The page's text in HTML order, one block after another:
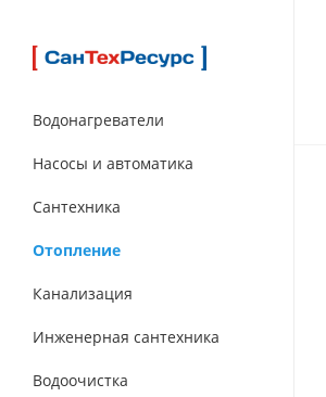
Водонагреватели
Насосы и автоматика
Сантехника
Отопление
Канализация
Инженерная сантехника
Водоочистка